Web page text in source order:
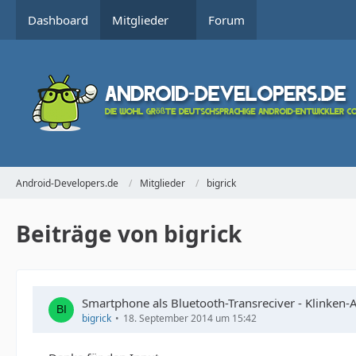
Dashboard Mitglieder Forum
Android-Developers.de Mitglieder bigrick
Beiträge von bigrick
Smartphone als Bluetooth-Transreciver - Klinken-
bigrick 18. September 2014 um 15:42